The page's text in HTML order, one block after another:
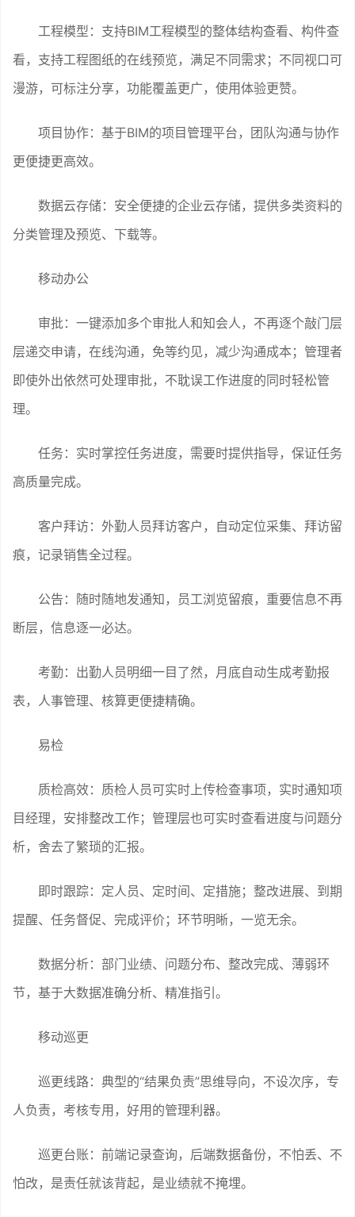
工程模型：支持BIM工程模型的整体结构查看、构件查
看，支持工程图纸的在线预览，满足不同需求；不同视口可
漫游，可标注分享，功能覆盖更广，使用体验更赞。
项目协作：基于BIM的项目管理平台，团队沟通与协作
更便捷更高效。
数据云存储：安全便捷的企业云存储，提供多类资料的
分类管理及预览、下载等。
移动办公
审批：一键添加多个审批人和知会人，不再逐个敲门层
层递交申请，在线沟通，免等约见，减少沟通成本；管理者
即使外出依然可处理审批，不耽误工作进度的同时轻松管
理。
任务：实时掌控任务进度，需要时提供指导，保证任务
高质量完成。
客户拜访：外勤人员拜访客户，自动定位采集、拜访留
痕，记录销售全过程。
公告：随时随地发通知，员工浏览留痕，重要信息不再
断层，信息逐一必达。
考勤：出勤人员明细一目了然，月底自动生成考勤报
表，人事管理、核算更便捷精确。
易检
质检高效：质检人员可实时上传检查事项，实时通知项
目经理，安排整改工作；管理层也可实时查看进度与问题分
析，舍去了繁琐的汇报。
即时跟踪：定人员、定时间、定措施；整改进展、到期
提醒、任务督促、完成评价；环节明晰，一览无余。
数据分析：部门业绩、问题分布、整改完成、薄弱环
节，基于大数据准确分析、精准指引。
移动巡更
巡更线路：典型的“结果负责”思维导向，不设次序，专
人负责，考核专用，好用的管理利器。
巡更台账：前端记录查询，后端数据备份，不怕丢、不
怕改，是责任就该背起，是业绩就不掩埋。